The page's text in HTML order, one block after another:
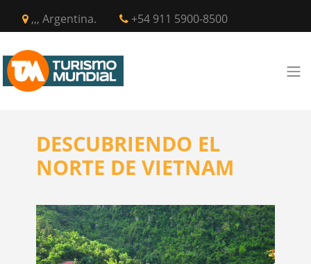
,,, Argentina. +54 911 5900-8500
DESCUBRIENDO EL
NORTE DE VIETNAM